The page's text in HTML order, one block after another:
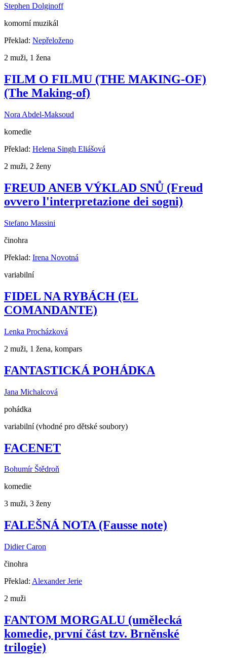
Stephen Dolginoff
komorní muzikál
Překlad: Nepřeloženo
2 muži, 1 žena
FILM O FILMU (THE MAKING-OF)
(The Making-of)
Nora Abdel-Maksoud
komedie
Překlad: Helena Singh Eliášová
2 muži, 2 ženy
FREUD ANEB VÝKLAD SNŮ (Freud
ovvero l'interpretazione dei sogni)
Stefano Massini
činohra
Překlad: Irena Novotná
variabilní
FIDEL NA RYBÁCH (EL
COMANDANTE)
Lenka Procházková
2 muži, 1 žena, kompars
FANTASTICKÁ POHÁDKA
Jana Michalcová
pohádka
variabilní (vhodné pro dětské soubory)
FACENET
Bohumír Štědroň
komedie
3 muži, 3 ženy
FALEŠNÁ NOTA (Fausse note)
Didier Caron
činohra
Překlad: Alexander Jerie
2 muži
FANTOM MORGALU (umělecká
komedie, první část tzv. Brněnské
trilogie)